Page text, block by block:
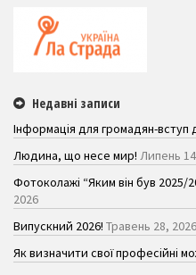
Недавні записи
Інформація для громадян-вступ
Людина, що несе мир! Липень
Фотоколажі “Яким він був 2025/
2026
Випускний 2026! Травень 28, 2026
Як визначити свої професійні